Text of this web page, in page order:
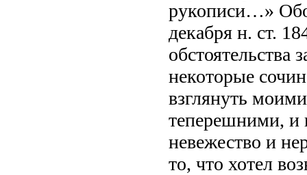
рукописи…»
декабря н. ст.
обстоятельства
некоторые
взглянуть
теперешними, и
невежество и
то, что хотел